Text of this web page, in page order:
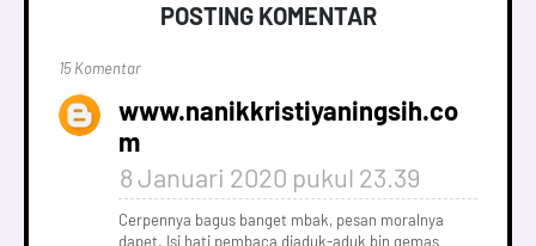
POSTING KOMENTAR
15 Komentar
www.nanikkristiyaningsih.co
m
8 Januari 2020 pukul 23.39
Cerpennya bagus banget mbak, pesan moralnya
dapet. Isi hati pembaca diaduk-aduk bin gemas